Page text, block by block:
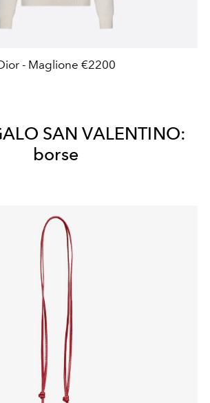
- Maglione €2200
SAN VALENTINO:
borse